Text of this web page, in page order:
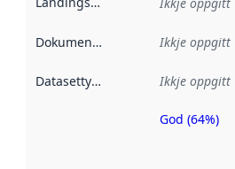
Dokumentasjon Ikkje oppgitt
Datasettype Ikkje oppgitt
Metadatakvalitet
God (64%)